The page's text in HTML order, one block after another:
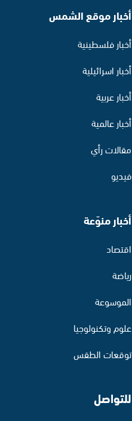
أخبار موقع الشمس
أخبار فلسطينية
أخبار اسرائيلية
أخبار عربية
أخبار عالمية
مقالات رأي
فيديو
أخبار منوّعة
اقتصاد
رياضة
الموسوعة
علوم وتكنولوجيا
توقعات الطقس
للتواصل